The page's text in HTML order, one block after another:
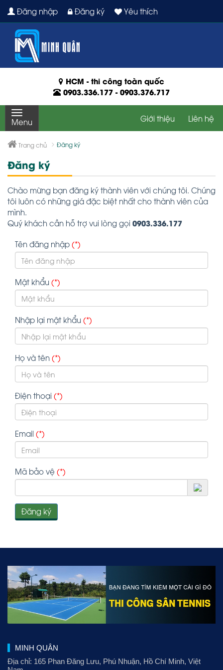
Đăng nhập Đăng ký Yêu thích
HCM - thi công toàn quốc
0903.336.177 -0903.376.717
Menu Giới thiệu Liên hệ
Trang chủ Đăng ký
Đăng ký
Chào mừng bạn đăng ký thành viên với chúng tôi. Chúng
tôi luôn có những giá đặc biệt nhất cho thành viên của
mình.
Quý khách cần hỗ trợ vui lòng gọi 0903.336.177
Tên đăng nhập (*)
Mật khẩu (*)
Nhập lại mật khẩu (*)
Họ và tên (*)
Điện thoại (*)
Email (*)
Mã bảo vệ (*)
Đăng ký
MINH QUÂN
Địa chỉ: 165 Phan Đăng Lưu, Phú Nhuận, Hồ Chí Minh, Việt